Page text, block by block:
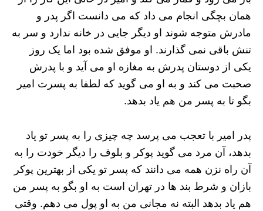
همان بچگی انجام می داد که می دانست اگر پدر و
مادرش متوجه شوند او دیگر جایی در خانه ندارد و سر به
تنش باقی نمی گذارند. او موفق شده بود اما یک روز
یکی از دوستان پدرش به مغازه او می آید و با پدرش
صحبت می کند و به او می گوید که لطفا به پسرت امیر
بگو تا به پسر من هم یاد بدهد.
پدر امیر با تعجب می پرسد چه چیزی را به پسر تو یاد
بدهد، آن مرد می گوید پوکر و بلوف را دیگر خودت را به
آن راه نزن همه می دانند که پسر تو یکی از بهترین پوکر
بازان و شرط بند ها در تهران است به او بگو به پسر من
هم یاد بدهد البته نه مجانی من به او پول می دهم. وقتی